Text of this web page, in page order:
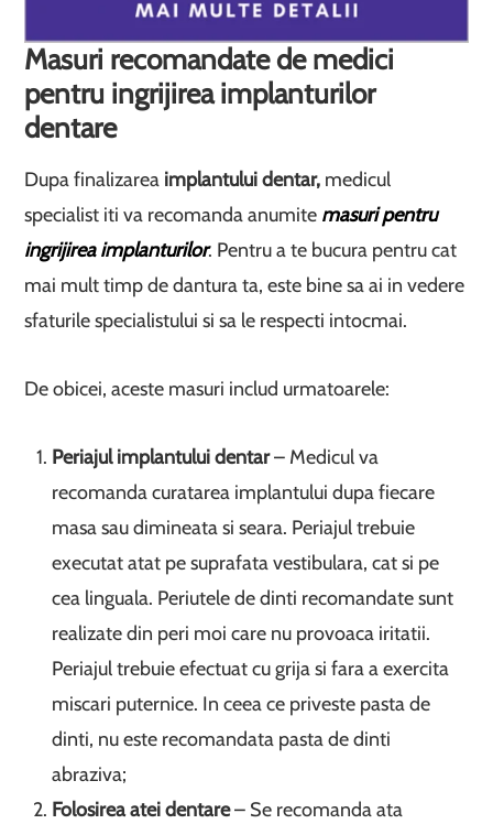
Masuri recomandate de medici
pentru ingrijirea implanturilor
dentare
Dupa finalizarea implantului dentar, medicul
specialist iti va recomanda anumite masuri pentru
ingrijirea implanturilor. Pentru a te bucura pentru cat
mai mult timp de dantura ta, este bine sa ai in vedere
sfaturile specialistului si sa le respecti intocmai.
De obicei, aceste masuri includ urmatoarele:
Periajul implantului dentar– Medicul va
recomanda curatarea implantului dupa fiecare
masa sau dimineata si seara. Periajul trebuie
executat atat pe suprafata vestibulara, cat si pe
cea linguala. Periutele de dinti recomandate sunt
realizate din peri moi care nu provoaca iritatii.
Periajul trebuie efectuat cu grija si fara a exercita
miscari puternice. In ceea ce priveste pasta de
dinti, nu este recomandata pasta de dinti
abraziva;
Folosirea atei dentare– Se recomanda ata